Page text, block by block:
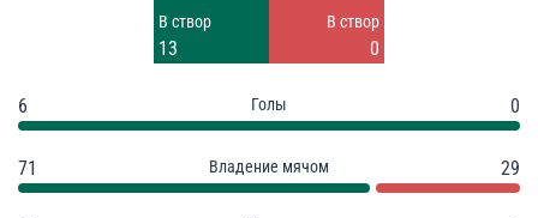
В створ
13
В створ
0
6 Голы 0
71 Владение мячом 29